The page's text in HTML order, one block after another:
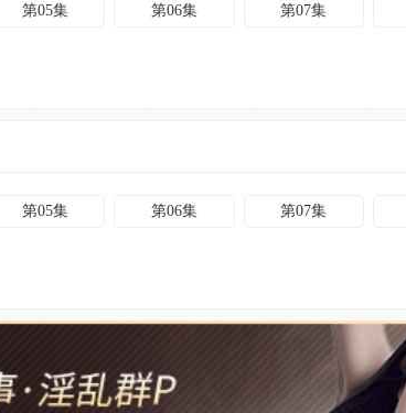
第05集 第06集 第07集
第05集 第06集 第07集